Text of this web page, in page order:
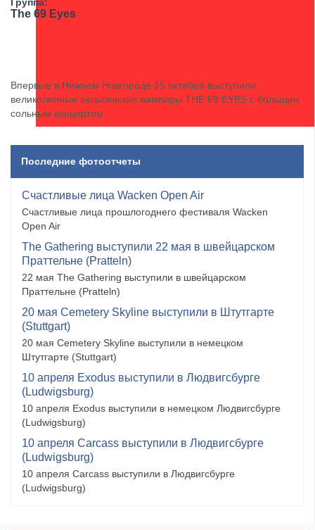
Группа:
The 69 Eyes
Впервые в Нижнем Новгороде 15 октября выступили
великолепные хельсинские вампиры THE 69 EYES с большим
сольным концертом
Последние фотоотчеты
Счастливые лица Wacken Open Air
Счастливые лица прошлогоднего фестиваля Wacken
Open Air
The Gathering выступили 22 мая в швейцарском
Праттельне (Pratteln)
22 мая The Gathering выступили в швейцарском
Праттельне (Pratteln)
20 мая Cemetery Skyline выступили в Штутгарте
(Stuttgart)
20 мая Cemetery Skyline выступили в немецком
Штутгарте (Stuttgart)
10 апреля Exodus выступили в Людвигсбурге
(Ludwigsburg)
10 апреля Exodus выступили в немецком Людвигсбурге
(Ludwigsburg)
10 апреля Carcass выступили в Людвигсбурге
(Ludwigsburg)
10 апреля Carcass выступили в Людвигсбурге
(Ludwigsburg)